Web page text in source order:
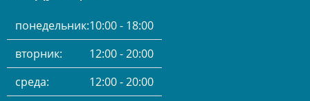
понедельник:10:00 - 18:00
вторник:
12:00 - 20:00
среда:
12:00 - 20:00